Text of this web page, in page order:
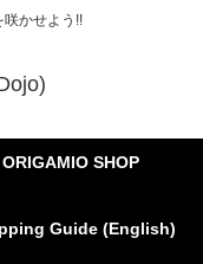
咲かせよう!!
ORIGAMIO SHOP
Guide (English)